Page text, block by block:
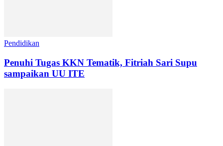
Pendidikan
Penuhi Tugas KKN Tematik, Fitriah Sari Supu
sampaikan UU ITE